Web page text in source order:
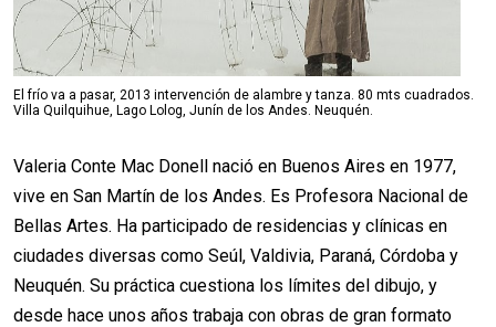
El frío va a pasar, 2013 intervención de alambre y tanza. 80 mts cuadrados.
Villa Quilquihue, Lago Lolog, Junín de los Andes. Neuquén.
Valeria Conte Mac Donell nació en Buenos Aires en 1977,
vive en San Martín de los Andes. Es Profesora Nacional de
Bellas Artes. Ha participado de residencias y clínicas en
ciudades diversas como Seúl, Valdivia, Paraná, Córdoba y
Neuquén. Su práctica cuestiona los límites del dibujo, y
desde hace unos años trabaja con obras de gran formato